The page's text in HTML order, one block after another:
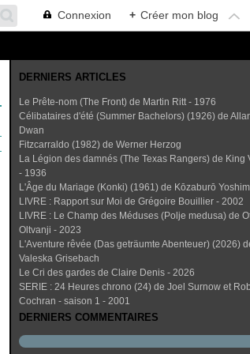
Connexion + Créer mon blog
DERNIERS ARTICLES
Le Prête-nom (The Front) de Martin Ritt - 1976
Célibataires d'été (Summer Bachelors) (1926) de
Dwan
Fitzcarraldo (1982) de Werner Herzog
La Légion des damnés (The Texas Rangers) de King
- 1936
L'Âge du Mariage (Konki) (1961) de Kōzaburō
LIVRE : Rapport sur Moi de Grégoire Bouillier - 2002
LIVRE : Le Champ des Méduses (Polje medusa) de
Oltvanji - 2023
L'Aventure rêvée (Das geträumte Abenteuer) (2026)
Valeska Grisebach
Le Cri des gardes de Claire Denis - 2026
SERIE : 24 Heures chrono (24) de Joel Surnow et
Cochran - saison 1 - 2001
DERNIERS COMMENTAIRES